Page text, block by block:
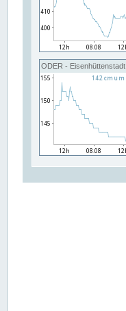
ODER - Eisenhüttenstadt